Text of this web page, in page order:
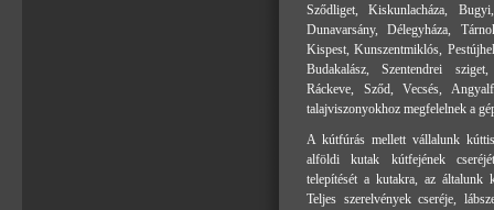
Sződliget, Kiskunlacháza,
Dunavarsány, Délegyháza,
Kispest, Kunszentmiklós,
Budakalász, Szentendrei
Ráckeve, Sződ, Vecsés,
talajviszonyokhoz megfelelnek a
A kútfúrás mellett vállalunk
alföldi kutak kútfejének
telepítését a kutakra, az általunk
Teljes szerelvények cseréje,